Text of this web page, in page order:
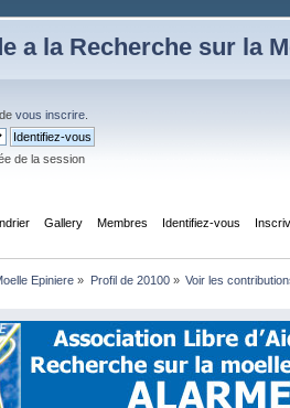
a la Recherche sur la
vous inscrire
de la session
Gallery Membres Identifiez-vous
Epiniere » Profil de 20100» Voir les